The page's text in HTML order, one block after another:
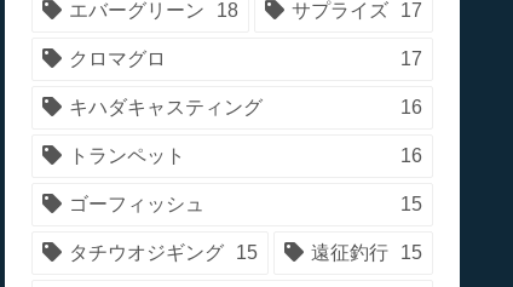
エバーグリーン 18 サプライズ 17
クロマグロ 17
キハダキャスティング 16
トランペット 16
ゴーフィッシュ 15
タチウオジギング 15 遠征釣行 15